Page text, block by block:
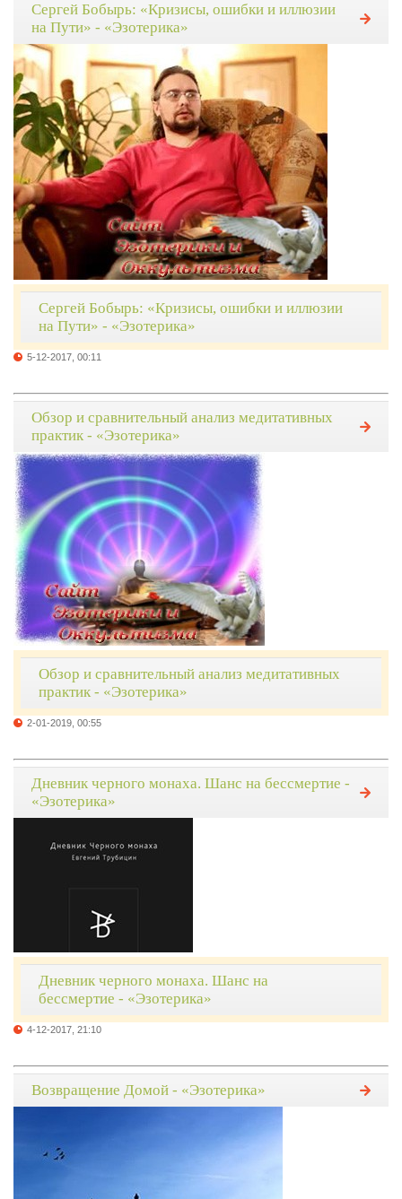
Сергей Бобырь: «Кризисы, ошибки и иллюзии
на Пути» - «Эзотерика»
Сергей Бобырь: «Кризисы, ошибки и иллюзии
на Пути» - «Эзотерика»
5-12-2017, 00:11
Обзор и сравнительный анализ медитативных
практик - «Эзотерика»
Обзор и сравнительный анализ медитативных
практик - «Эзотерика»
2-01-2019, 00:55
Дневник черного монаха. Шанс на бессмертие -
«Эзотерика»
Дневник черного монаха. Шанс на
бессмертие - «Эзотерика»
4-12-2017, 21:10
Возвращение Домой - «Эзотерика»